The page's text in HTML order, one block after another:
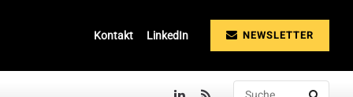
Kontakt LinkedIn NEWSLETTER